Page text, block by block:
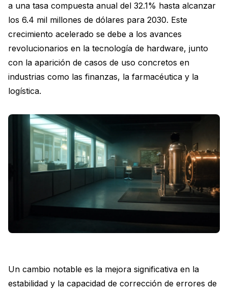
a una tasa compuesta anual del 32.1% hasta alcanzar
los 6.4 mil millones de dólares para 2030. Este
crecimiento acelerado se debe a los avances
revolucionarios en la tecnología de hardware, junto
con la aparición de casos de uso concretos en
industrias como las finanzas, la farmacéutica y la
logística.
Un cambio notable es la mejora significativa en la
estabilidad y la capacidad de corrección de errores de